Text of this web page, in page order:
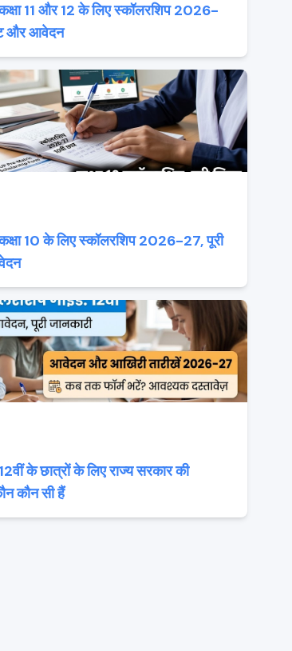
11 और 12 के लिए स्कॉलरशिप 2026-
और आवेदन
10 के लिए स्कॉलरशिप 2026-27, पूरी
के छात्रों के लिए राज्य सरकार की
कौन सी हैं